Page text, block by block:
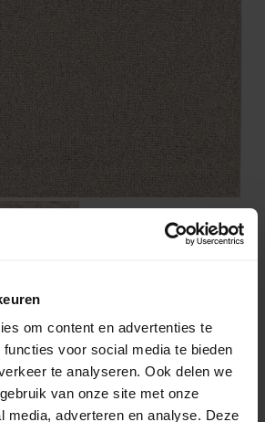
om content en advertenties te
voor social media te bieden
te analyseren. Ook delen we
van onze site met onze
media, adverteren en analyse. Deze